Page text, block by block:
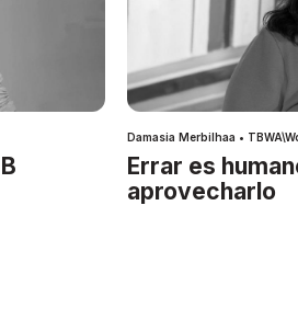
Damasia Merbilhaa •
Errar es
aprovecharlo